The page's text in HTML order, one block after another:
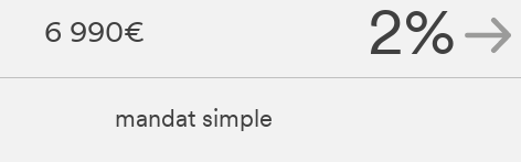
6 990€ 2%
mandat simple